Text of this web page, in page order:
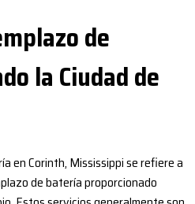
de
la Ciudad de
en Corinth, Mississippi se refiere a
de batería proporcionado